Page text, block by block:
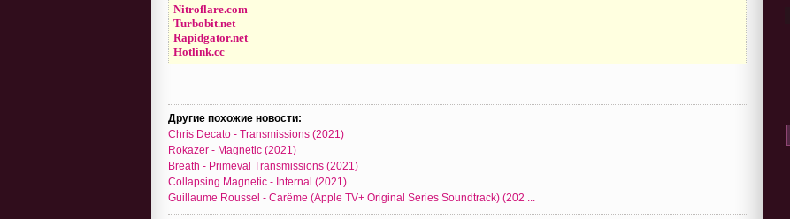
Nitroflare.com
Turbobit.net
Rapidgator.net
Hotlink.cc
Другие похожие новости:
Chris Decato - Transmissions (2021)
Rokazer - Magnetic (2021)
Breath - Primeval Transmissions (2021)
Collapsing Magnetic - Internal (2021)
Guillaume Roussel - Carême (Apple TV+ Original Series Soundtrack) (202 ...